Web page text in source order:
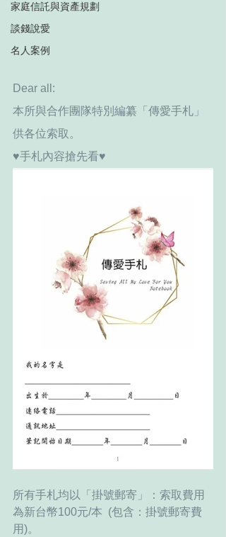
家庭信託與資產規劃
談錢說愛
名人案例
Dear all:
本所與合作團隊特別編纂 「傳愛手札」
供各位索取。
♥手札內容搶先看♥
所有手札均以「掛號郵寄」：索取費用
為新台幣100元/本  (包含：掛號郵寄費
用)。